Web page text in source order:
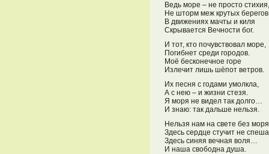
Ведь море – не просто стихия,
Не шторм меж крутых
В движениях мачты и киля
Скрывается Вечности бог.
И тот, кто почувствовал море,
Погибнет среди городов.
Моё бесконечное горе
Излечит лишь шёпот ветров.
Их песня с годами умолкла,
А с нею – и жизни стезя.
Я моря не видел так долго…
И знаю: так дальше нельзя.
Нельзя нам на свете без
Здесь сердце стучит не
Здесь синяя вечная воля…
И наша свободна душа.